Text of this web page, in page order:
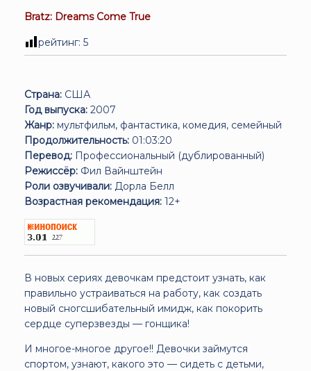
Bratz: Dreams Come True
рейтинг: 5
Страна: США
Год выпуска: 2007
Жанр: мультфильм, фантастика, комедия, семейный
Продолжительность: 01:03:20
Перевод: Профессиональный (дублированный)
Режиссёр: Фил Вайнштейн
Роли озвучивали: Дорла Белл
Возрастная рекомендация: 12+
В новых сериях девочкам предстоит узнать, как
правильно устраиваться на работу, как создать
новый сногсшибательный имидж, как покорить
сердце суперзвезды — гонщика!
И многое-многое другое!! Девочки займутся
спортом, узнают, какого это — сидеть с детьми,